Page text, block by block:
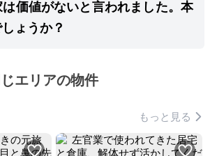
価値がないと言われました。本
ょうか？
エリアの物件
もっと見る